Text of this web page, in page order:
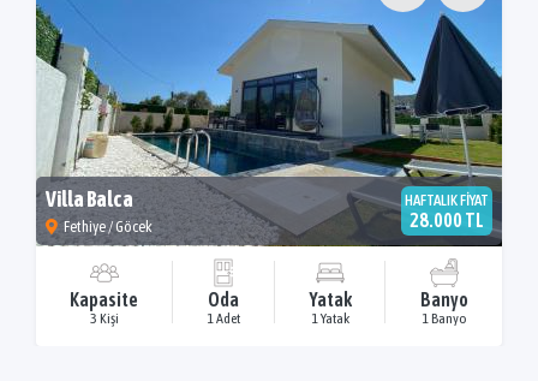
Villa Balca
Fethiye / Göcek
HAFTALIK FİYAT
28.000 TL
Kapasite
3 Kişi
Oda
1 Adet
Yatak
1 Yatak
Banyo
1 Banyo